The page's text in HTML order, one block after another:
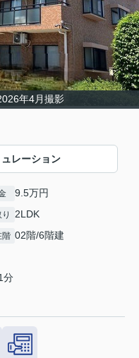
年4月撮影
レーション
9.5万円
2LDK
階 02階/6階建
分